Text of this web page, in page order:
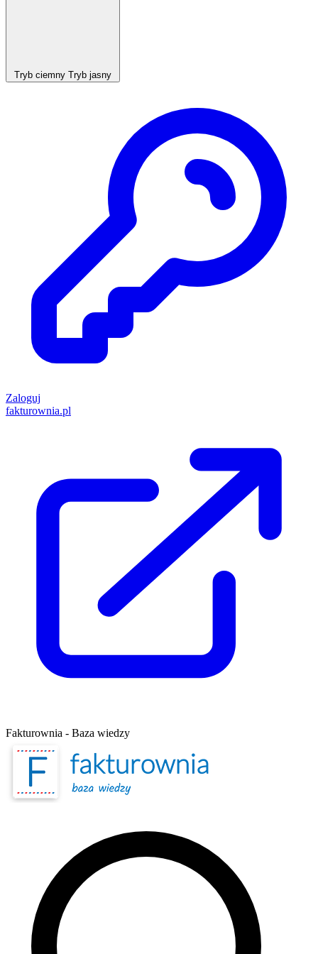
Tryb ciemny Tryb jasny
Zaloguj
fakturownia.pl
Fakturownia - Baza wiedzy